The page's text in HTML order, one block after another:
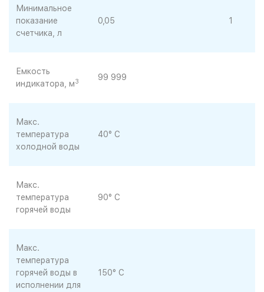
Минимальное
показание
счетчика, л
0,05 1
Емкость
индикатора, м3 99 999
Макс.
температура
холодной воды
40° С
Макс.
температура
горячей воды
90° С
Макс.
температура
горячей воды в
исполнении для
150° С